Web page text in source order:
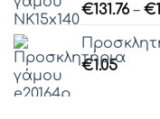
€131.76 – €
€1.05